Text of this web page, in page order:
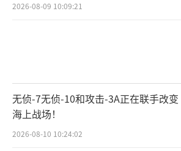
2026-08-09 10:09:21
无侦-7无侦-10和攻击-3A正在联手改变
海上战场！
2026-08-10 10:24:02